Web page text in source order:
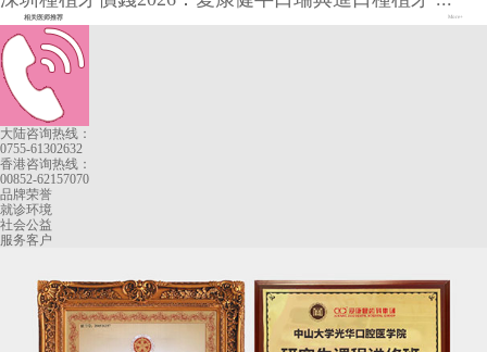
相关医师推荐 More+
大陆咨询热线：
0755-61302632
香港咨询热线：
00852-62157070
品牌荣誉
就诊环境
社会公益
服务客户